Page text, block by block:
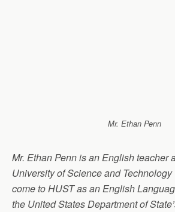
Mr. Ethan Penn
Mr. Ethan Penn is an English teacher
University of Science and
come to HUST as an English
the United States Department of